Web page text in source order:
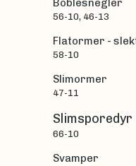
Boblesnegler
56-10, 46-13
Flatormer -
58-10
Slimormer
47-11
Slimsporedyr
66-10
Svamper